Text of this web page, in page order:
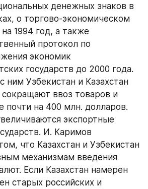
денежных знаков в
о торгово-экономическом
1994 год, а также
протокол по
экономик
государств до 2000 года.
ним Узбекистан и Казахстан
сокращают ввоз товаров и
почти на 400 млн. долларов.
экспортные
И. Каримов
что Казахстан и Узбекистан
механизмам введения
Если Казахстан намерен
старых российских и